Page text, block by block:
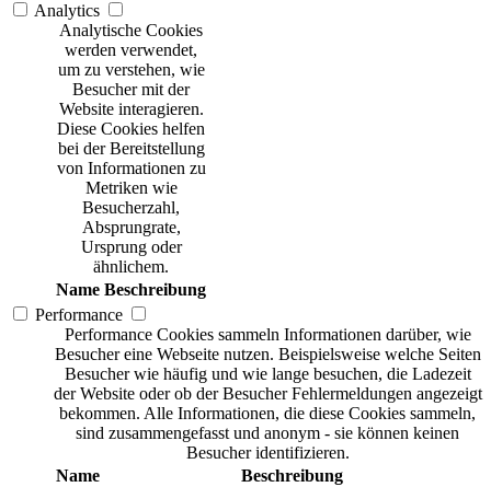
Analytics
Analytische Cookies
werden verwendet,
um zu verstehen, wie
Besucher mit der
Website interagieren.
Diese Cookies helfen
bei der Bereitstellung
von Informationen zu
Metriken wie
Besucherzahl,
Absprungrate,
Ursprung oder
ähnlichem.
Name Beschreibung
Performance
Performance Cookies sammeln Informationen darüber, wie
Besucher eine Webseite nutzen. Beispielsweise welche Seiten
Besucher wie häufig und wie lange besuchen, die Ladezeit
der Website oder ob der Besucher Fehlermeldungen angezeigt
bekommen. Alle Informationen, die diese Cookies sammeln,
sind zusammengefasst und anonym - sie können keinen
Besucher identifizieren.
Name
Beschreibung